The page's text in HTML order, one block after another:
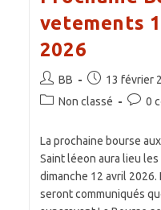
vetements
2026
Auteur/autrice
de
BB
Publication
publiée :
13 février
PostNon classé 0
La prochaine bourse
Saint léeon aura lieu
dimanche 12 avril 2026.
seront communiqués